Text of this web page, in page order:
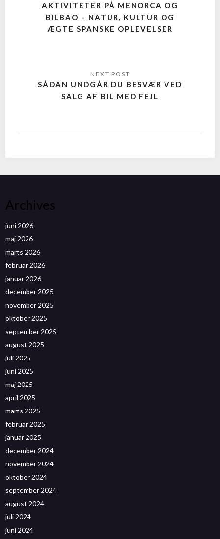
AKTIVITETER PÅ MENORCA OG
BILBAO – NATUR, KULTUR OG
ÆGTE SPANSKE OPLEVELSER
SÅDAN UNDGÅR DU BESVÆR VED
SALG AF BIL MED FEJL
Archives
juni 2026
maj 2026
marts 2026
februar 2026
januar 2026
december 2025
november 2025
oktober 2025
september 2025
august 2025
juli 2025
juni 2025
maj 2025
april 2025
marts 2025
februar 2025
januar 2025
december 2024
november 2024
oktober 2024
september 2024
august 2024
juli 2024
juni 2024